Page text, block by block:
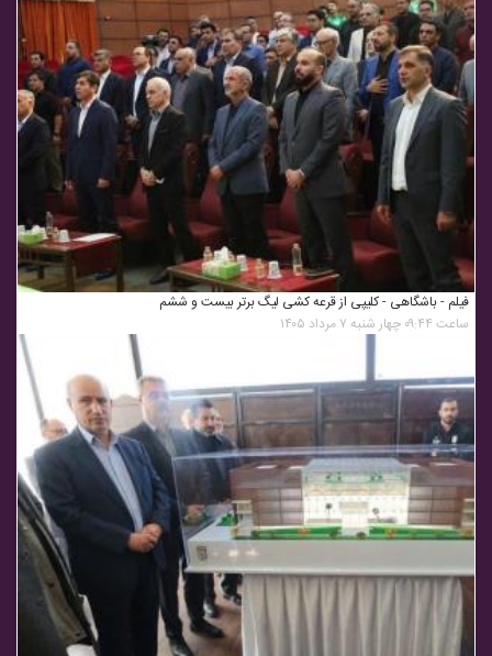
فیلم - باشگاهی - کلیپی از قرعه کشی لیگ برتر بیست و ششم
ساعت ۰۹:۴۴ چهار شنبه ۷ مرداد ۱۴۰۵